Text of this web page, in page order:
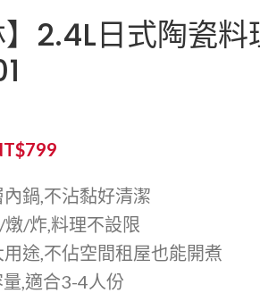
2.4L日式陶瓷
799
鍋,不沾黏好清潔
/炸,料理不設限
途,不佔空間租屋也能開煮
,適合3-4人份